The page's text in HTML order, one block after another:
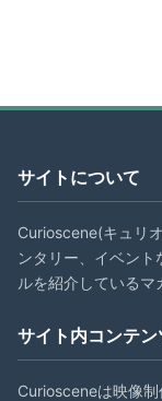
サイトについて
Curioscene(キュリ
ンタリー、イベン
ルを紹介しているマ
サイト内コンテ
Curiosceneは映像